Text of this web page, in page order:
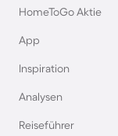
HomeToGo Aktie
App
Inspiration
Analysen
Reiseführer